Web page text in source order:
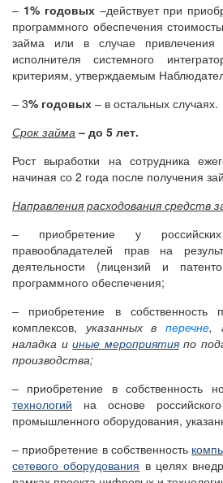
– 1% годовых –действует при
программного обеспечения
займа или в случае привлечения
исполнителя системного
критериям, утверждаемым
– 3% годовых – в остальных случаях.
Срок займа – до 5 лет.
Рост выработки на сотрудника
начиная со 2 года после получения
Направления расходования средств
– приобретение у
правообладателей прав на
деятельности (лицензий и
программного обеспечения;
– приобретение в собственность
комплексов, указанных вперечне,
наладка ииные мероприятияпо
производства;
– приобретение в собственность
технологий на основе
промышленного оборудования,
– приобретение в собственность
сетевого оборудования в целях